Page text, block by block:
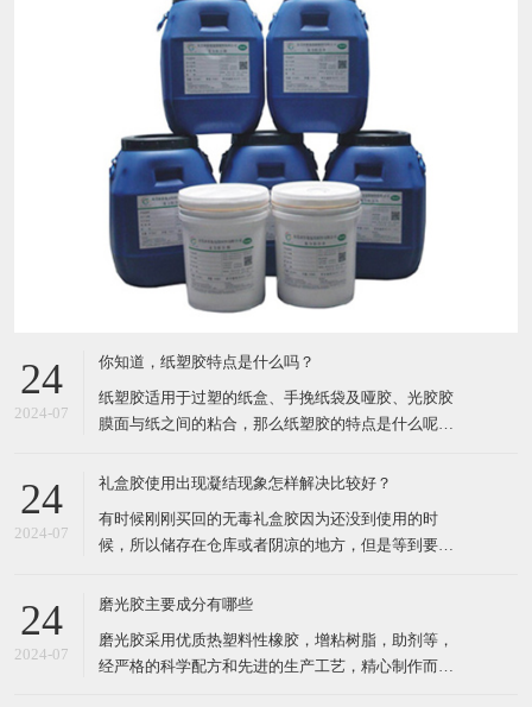
24
2024-07
你知道，纸塑胶特点是什么吗？
​纸塑胶适用于过塑的纸盒、手挽纸袋及哑胶、光胶胶
膜面与纸之间的粘合，那么纸塑胶的特点是什么呢？
工艺简单，造价中等，稳定性好，混合性良好，环
膜柔软，低温不脆，耐曲挠性能好，环保无苯，使用
方便，贮存稳定性好
24
2024-07
礼盒胶使用出现凝结现象怎样解决比较好？
​有时候刚刚买回的无毒礼盒胶因为还没到使用的时
候，所以储存在仓库或者阴凉的地方，但是等到要用
因？​其实会出现这种情况，主要是因为厂家在生产的
要使用粘度来测定，主要包括生产过程之中的pH值、
温度、原料质量等，这
24
2024-07
磨光胶主要成分有哪些
​磨光胶采用优质热塑料性橡胶，增粘树脂，助剂等，
经严格的科学配方和先进的生产工艺，精心制作而成